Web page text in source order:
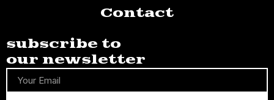
Contact
subscribe to
our newsletter